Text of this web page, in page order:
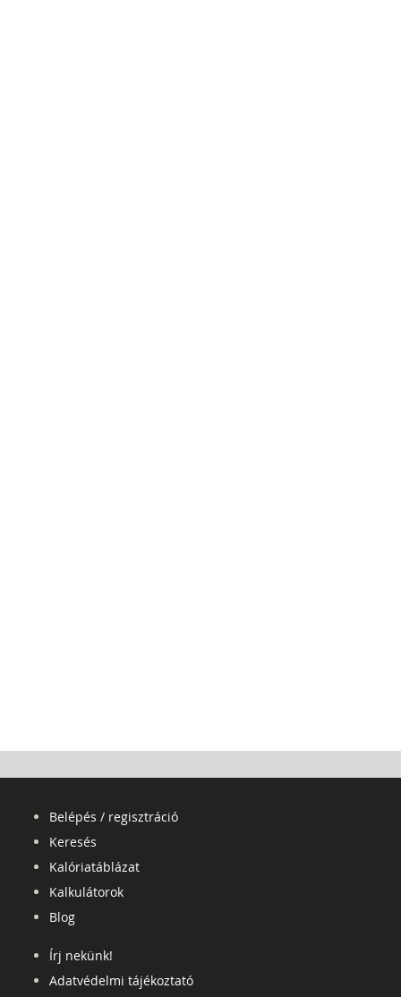
Belépés / regisztráció
Keresés
Kalóriatáblázat
Kalkulátorok
Blog
Írj nekünk!
Adatvédelmi tájékoztató